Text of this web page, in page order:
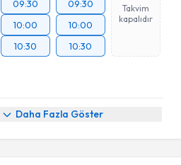
09:30
10:00
10:30
09:30
10:00
10:30
Takvim
kapalıdır
Daha Fazla Göster